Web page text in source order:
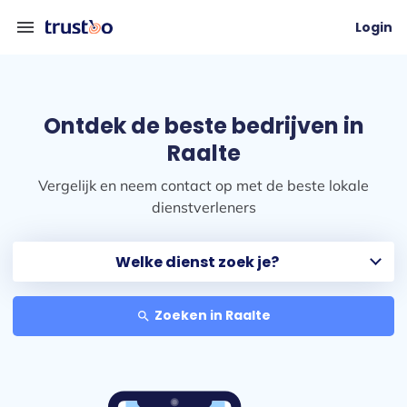
menu Login
Ontdek de beste bedrijven in
Raalte
Vergelijk en neem contact op met de beste lokale
dienstverleners
search Zoeken in Raalte